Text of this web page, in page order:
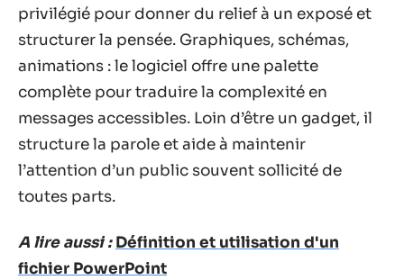
privilégié pour donner du relief à un exposé et
structurer la pensée. Graphiques, schémas,
animations : le logiciel offre une palette
complète pour traduire la complexité en
messages accessibles. Loin d’être un gadget, il
structure la parole et aide à maintenir
l’attention d’un public souvent sollicité de
toutes parts.
A lire aussi : Définition et utilisation d'un
fichier PowerPoint